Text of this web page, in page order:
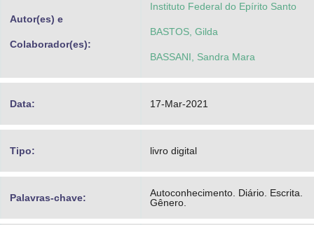
Autor(es) e
Colaborador(es):
Instituto Federal do Epírito Santo
BASTOS, Gilda
BASSANI, Sandra Mara
Data: 17-Mar-2021
Tipo: livro digital
Palavras-chave:
Autoconhecimento. Diário. Escrita.
Gênero.